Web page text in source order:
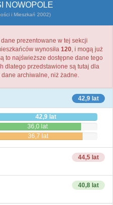
NOWOPOLE
i Mieszkań 2002)
prezentowane w tej sekcji
wynosiła 120, i mogą już
to najświeższe dostępne dane tego
dlatego przedstawione są tutaj dla
archiwalne, niż żadne.
42,9 lat
42,9 lat
36,0 lat
36,7 lat
44,5 lat
40,8 lat